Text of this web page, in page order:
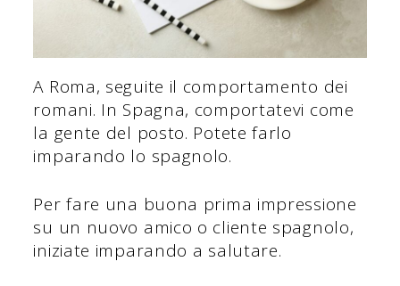
A Roma, seguite il comportamento dei
romani. In Spagna, comportatevi come
la gente del posto. Potete farlo
imparando lo spagnolo.
Per fare una buona prima impressione
su un nuovo amico o cliente spagnolo,
iniziate imparando a salutare.